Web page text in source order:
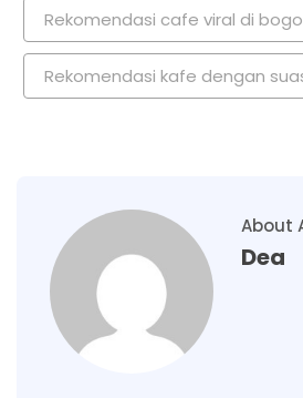
Rekomendasi cafe viral di
Rekomendasi kafe dengan
About
Dea